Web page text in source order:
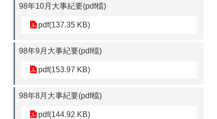
98年10月大事紀要(pdf檔)
pdf(137.35 KB)
98年9月大事紀要(pdf檔)
pdf(153.97 KB)
98年8月大事紀要(pdf檔)
pdf(144.92 KB)